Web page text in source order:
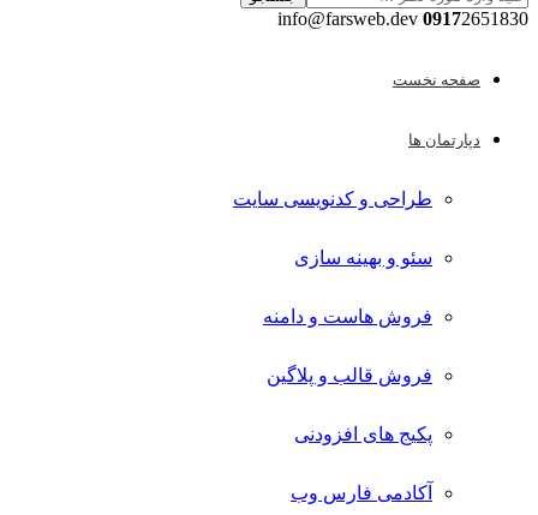
09172651830 info@farsweb.dev
صفحه نخست
دپارتمان ها
طراحی و کدنویسی سایت
سئو و بهینه سازی
فروش هاست و دامنه
فروش قالب و پلاگین
پکیج های افزودنی
آکادمی فارس وب